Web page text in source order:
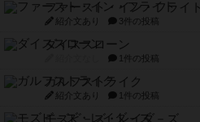
ファースト・イン・フライト
紹介文あり 3件の投稿
ダイススローン
1件の投稿
ガルフストライク
紹介文あり 1件の投稿
モズビ－ズ・レイダ－ズ